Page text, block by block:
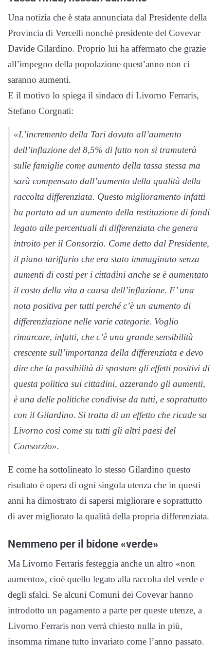
Una notizia che è stata annunciata dal Presidente della
Provincia di Vercelli nonché presidente del Covevar
Davide Gilardino. Proprio lui ha affermato che grazie
all’impegno della popolazione quest’anno non ci
saranno aumenti.
E il motivo lo spiega il sindaco di Livorno Ferraris,
Stefano Corgnati:
«L’incremento della Tari dovuto all’aumento
dell’inflazione del 8,5% di fatto non si tramuterà
sulle famiglie come aumento della tassa stessa ma
sarà compensato dall’aumento della qualità della
raccolta differenziata. Questo miglioramento infatti
ha portato ad un aumento della restituzione di fondi
legato alle percentuali di differenziata che genera
introito per il Consorzio. Come detto dal Presidente,
il piano tariffario che era stato immaginato senza
aumenti di costi per i cittadini anche se è aumentato
il costo della vita a causa dell’inflazione. E’ una
nota positiva per tutti perché c’è un aumento di
differenziazione nelle varie categorie. Voglio
rimarcare, infatti, che c’è una grande sensibilità
crescente sull’importanza della differenziata e devo
dire che la possibilità di spostare gli effetti positivi di
questa politica sui cittadini, azzerando gli aumenti,
è una delle politiche condivise da tutti, e soprattutto
con il Gilardino. Si tratta di un effetto che ricade su
Livorno così come su tutti gli altri paesi del
Consorzio».
E come ha sottolineato lo stesso Gilardino questo
risultato è opera di ogni singola utenza che in questi
anni ha dimostrato di sapersi migliorare e soprattutto
di aver migliorato la qualità della propria differenziata.
Nemmeno per il bidone «verde»
Ma Livorno Ferraris festeggia anche un altro «non
aumento», cioè quello legato alla raccolta del verde e
degli sfalci. Se alcuni Comuni dei Covevar hanno
introdotto un pagamento a parte per queste utenze, a
Livorno Ferraris non verrà chiesto nulla in più,
insomma rimane tutto invariato come l’anno passato.